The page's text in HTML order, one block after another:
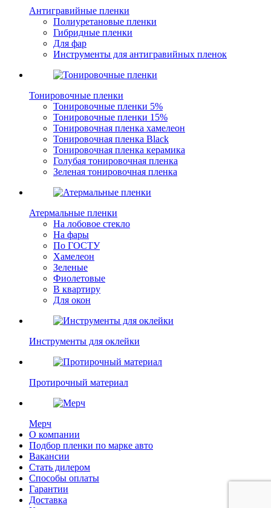
Антигравийные пленки
Полиуретановые пленки
Гибридные пленки
Для фар
Инструменты для антигравийных пленок
Тонировочные пленки
Тонировочные пленки 5%
Тонировочные пленки 15%
Тонировочная пленка хамелеон
Тонировочная пленка Black
Тонировочная пленка керамика
Голубая тонировочная пленка
Зеленая тонировочная пленка
Атермальные пленки
На лобовое стекло
На фары
По ГОСТУ
Хамелеон
Зеленые
Фиолетовые
В квартиру
Для окон
Инструменты для оклейки
Протирочный материал
Мерч
О компании
Подбор пленки по марке авто
Вакансии
Стать дилером
Способы оплаты
Гарантии
Доставка